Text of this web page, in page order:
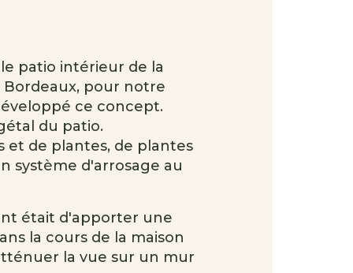
patio intérieur de la
Bordeaux, pour notre
ce concept.
du patio.
et de plantes, de plantes
système d'arrosage au
était d'apporter une
la cours de la maison
la vue sur un mur